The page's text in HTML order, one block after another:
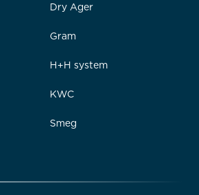
Dry Ager
Gram
H+H system
KWC
Smeg